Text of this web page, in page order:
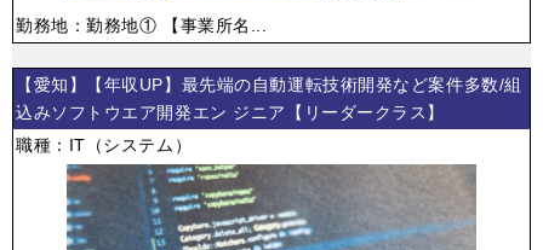
勤務地：勤務地① 【事業所名...
【愛知】【年収UP】最先端の自動運転技術開発など案件多数/組
込みソフトウエア開発エン ジニア【リーダークラス】
職種：IT（システム）